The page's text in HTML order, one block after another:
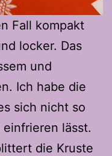
Fall kompakt
locker. Das
und
Ich habe die
sich nicht so
lässt.
die Kruste